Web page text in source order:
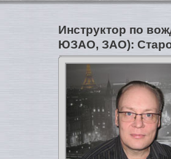
Инструктор по
ЮЗАО, ЗАО):